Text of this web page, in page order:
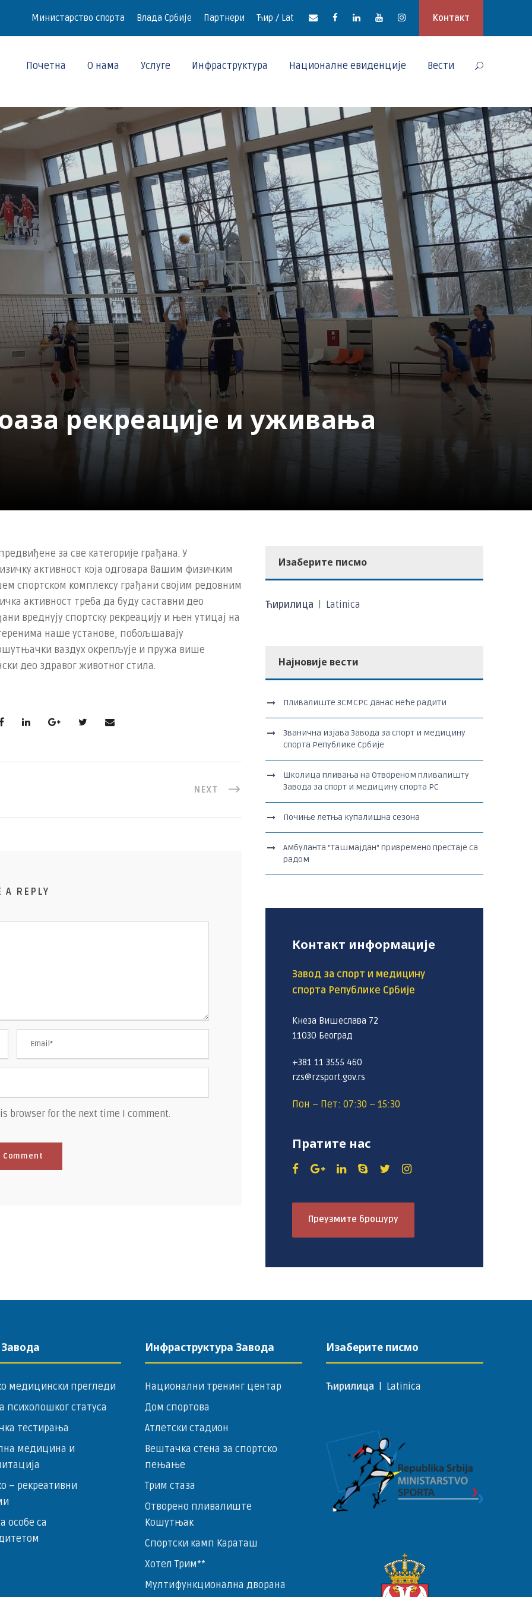
Министарство спорта Влада Србије Партнери Ћир / Lat Контакт
Почетна О нама Услуге Инфраструктура Националне евиденције Вести
рекреације и уживања
за све категорије грађана. У
активност која одговара Вашим физичким
спортском комплексу грађани својим редовним
активност треба да буду саставни део
вреднују спортску рекреацију и њен утицај на
наше установе, побољшавају
ваздух окрепљује и пружа више
део здравог животног стила.
NEXT
A REPLY
browser for the next time I comment.
Изаберите писмо
Ћирилица Latinica
Најновије вести
Пливалиште ЗСМСРС данас неће радити
Званична изјава Завода за спорт и медицину
спорта Републике Србије
Школица пливања на Отвореном пливалишту
Завода за спорт и медицину спорта РС
Почиње летња купалишна сезона
Амбуланта “Ташмајдан“ привремено престаје са
радом
Контакт информације
Завод за спорт и медицину
спорта Републике Србије
Кнеза Вишеслава 72
11030 Београд
+381 11 3555 460
rzs@rzsport.gov.rs
Пон – Пет: 07:30 – 15:30
Пратите нас
Преузмите брошуру
медицински прегледи
психолошког статуса
тестирања
медицина и
– ­рекреативни
особе са
Инфраструктура Завода
Национални тренинг центар
Дом спортова
Атлетски стадион
Вештачка стена за спортско
пењање
Трим стаза
Отворено пливалиште
Кошутњак
Спортски камп Караташ
Хотел Трим**
Мултифункционална дворана
Изаберите писмо
Ћирилица Latinica